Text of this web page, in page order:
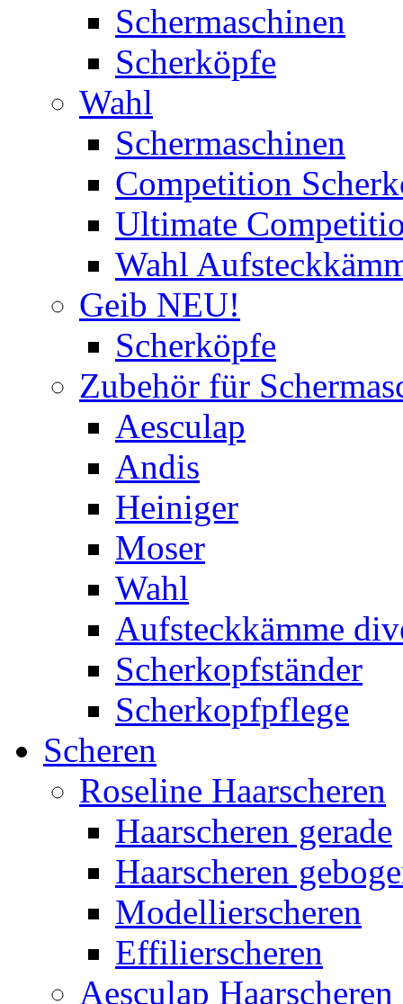
Schermaschinen
Scherköpfe
Wahl
Schermaschinen
Competition
Ultimate
Wahl
Geib NEU!
Scherköpfe
Zubehör für
Aesculap
Andis
Heiniger
Moser
Wahl
Aufsteckkämme
Scherkopfständer
Scherkopfpflege
Scheren
Roseline Haarscheren
Haarscheren gerade
Haarscheren
Modellierscheren
Effilierscheren
Aesculap Haarscheren